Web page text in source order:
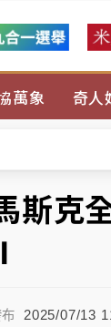
萬象 奇人
北打卡趣」
事人數！辜
2檔！今線上
假村！東檢抗
億！黃金
斯
2025/07/13